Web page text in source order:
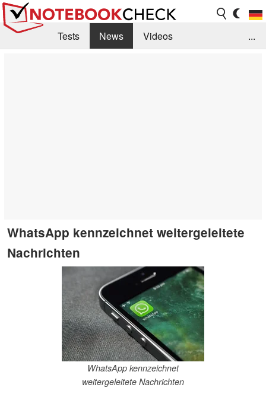
Tests News
Videos
...
WhatsApp kennzeichnet weitergeleitete
Nachrichten
WhatsApp kennzeichnet
weitergeleitete Nachrichten